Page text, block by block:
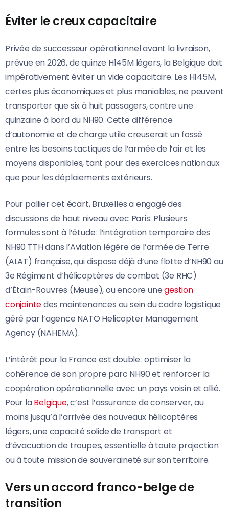
Éviter le creux capacitaire
Privée de successeur opérationnel avant la livraison,
prévue en 2026, de quinze H145M légers, la Belgique doit
impérativement éviter un vide capacitaire. Les H145M,
certes plus économiques et plus maniables, ne peuvent
transporter que six à huit passagers, contre une
quinzaine à bord du NH90. Cette différence
d’autonomie et de charge utile creuserait un fossé
entre les besoins tactiques de l’armée de l’air et les
moyens disponibles, tant pour des exercices nationaux
que pour les déploiements extérieurs.
Pour pallier cet écart, Bruxelles a engagé des
discussions de haut niveau avec Paris. Plusieurs
formules sont à l’étude : l’intégration temporaire des
NH90 TTH dans l’Aviation légère de l’armée de Terre
(ALAT) française, qui dispose déjà d’une flotte d’NH90 au
3e Régiment d’hélicoptères de combat (3e RHC)
d’Étain-Rouvres (Meuse), ou encore unegestion
conjointedes maintenances au sein du cadre logistique
géré par l’agence NATO Helicopter Management
Agency (NAHEMA).
L’intérêt pour la France est double : optimiser la
cohérence de son propre parc NH90 et renforcer la
coopération opérationnelle avec un pays voisin et allié.
Pour laBelgique, c’est l’assurance de conserver, au
moins jusqu’à l’arrivée des nouveaux hélicoptères
légers, une capacité solide de transport et
d’évacuation de troupes, essentielle à toute projection
ou à toute mission de souveraineté sur son territoire.
Vers un accord franco-belge de
transition